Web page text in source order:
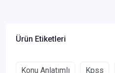
Ürün Etiketleri
Konu Anlatımlı Kpss